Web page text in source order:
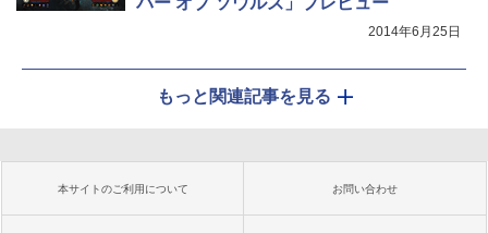
2014年6月25日
もっと関連記事を見る
本サイトのご利用について お問い合わせ